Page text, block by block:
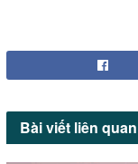
Bài viết liên quan